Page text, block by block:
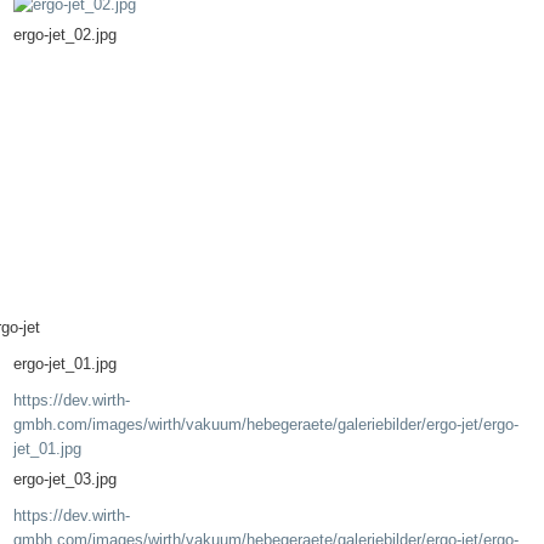
ergo-jet_02.jpg
jet
ergo-jet_01.jpg
https://dev.wirth-
gmbh.com/images/wirth/vakuum/hebegeraete/galeriebilder/ergo-jet/ergo-
jet_01.jpg
ergo-jet_03.jpg
https://dev.wirth-
gmbh.com/images/wirth/vakuum/hebegeraete/galeriebilder/ergo-jet/ergo-